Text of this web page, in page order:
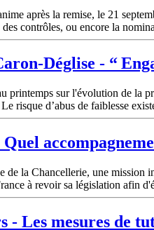
après la remise, le 21
contrôles, ou encore la
Déglise - “
printemps sur l'évolution de la
risque d’abus de faiblesse
de la Chancellerie, une mission
à revoir sa législation afin
- Les mesures de